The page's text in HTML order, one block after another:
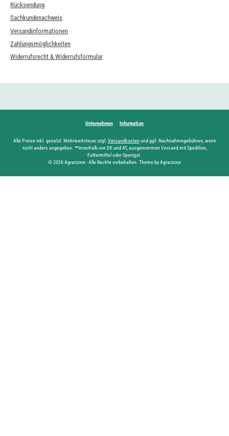
Rücksendung
Sachkundenachweis
Versandinformationen
Zahlungsmöglichkeiten
Widerrufsrecht & Widerrufsformular
Unternehmen Information
Alle Preise inkl. gesetzl. Mehrwertsteuer zzgl. Versandkostenund ggf. Nachnahmegebühren, wenn
nicht anders angegeben. **innerhalb von DE und AT, ausgenommen Versand mit Spedition,
Futtermittel oder Sperrgut.
© 2026 Agrarzone - Alle Rechte vorbehalten. Theme by Agrarzone